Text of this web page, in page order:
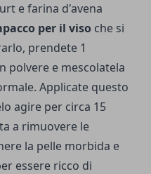
e farina d'avena
per il viso che si
prendete 1
polvere e mescolatela
Applicate questo
agire per circa 15
a rimuovere le
la pelle morbida e
essere ricco di